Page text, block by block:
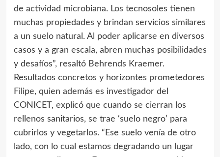
de actividad microbiana. Los tecnosoles tienen
muchas propiedades y brindan servicios similares
a un suelo natural. Al poder aplicarse en diversos
casos y a gran escala, abren muchas posibilidades
y desafíos”, resaltó Behrends Kraemer.
Resultados concretos y horizontes prometedores
Filipe, quien además es investigador del
CONICET, explicó que cuando se cierran los
rellenos sanitarios, se trae ‘suelo negro’ para
cubrirlos y vegetarlos. “Ese suelo venía de otro
lado, con lo cual estamos degradando un lugar